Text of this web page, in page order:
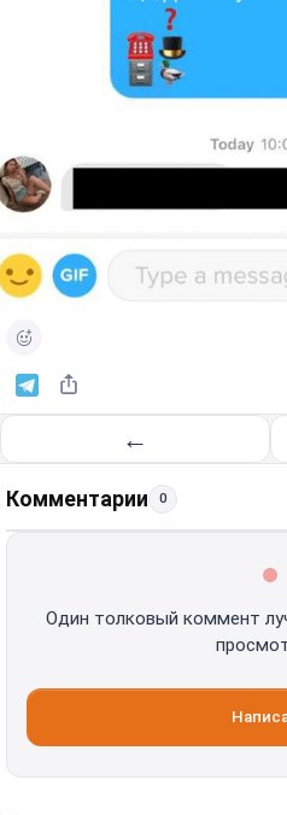
←
Комментарии 0
Один толковый коммент